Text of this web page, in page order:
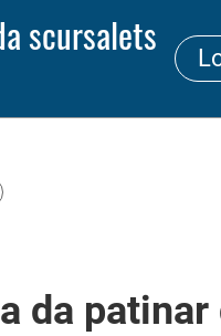
scursalets
da patinar